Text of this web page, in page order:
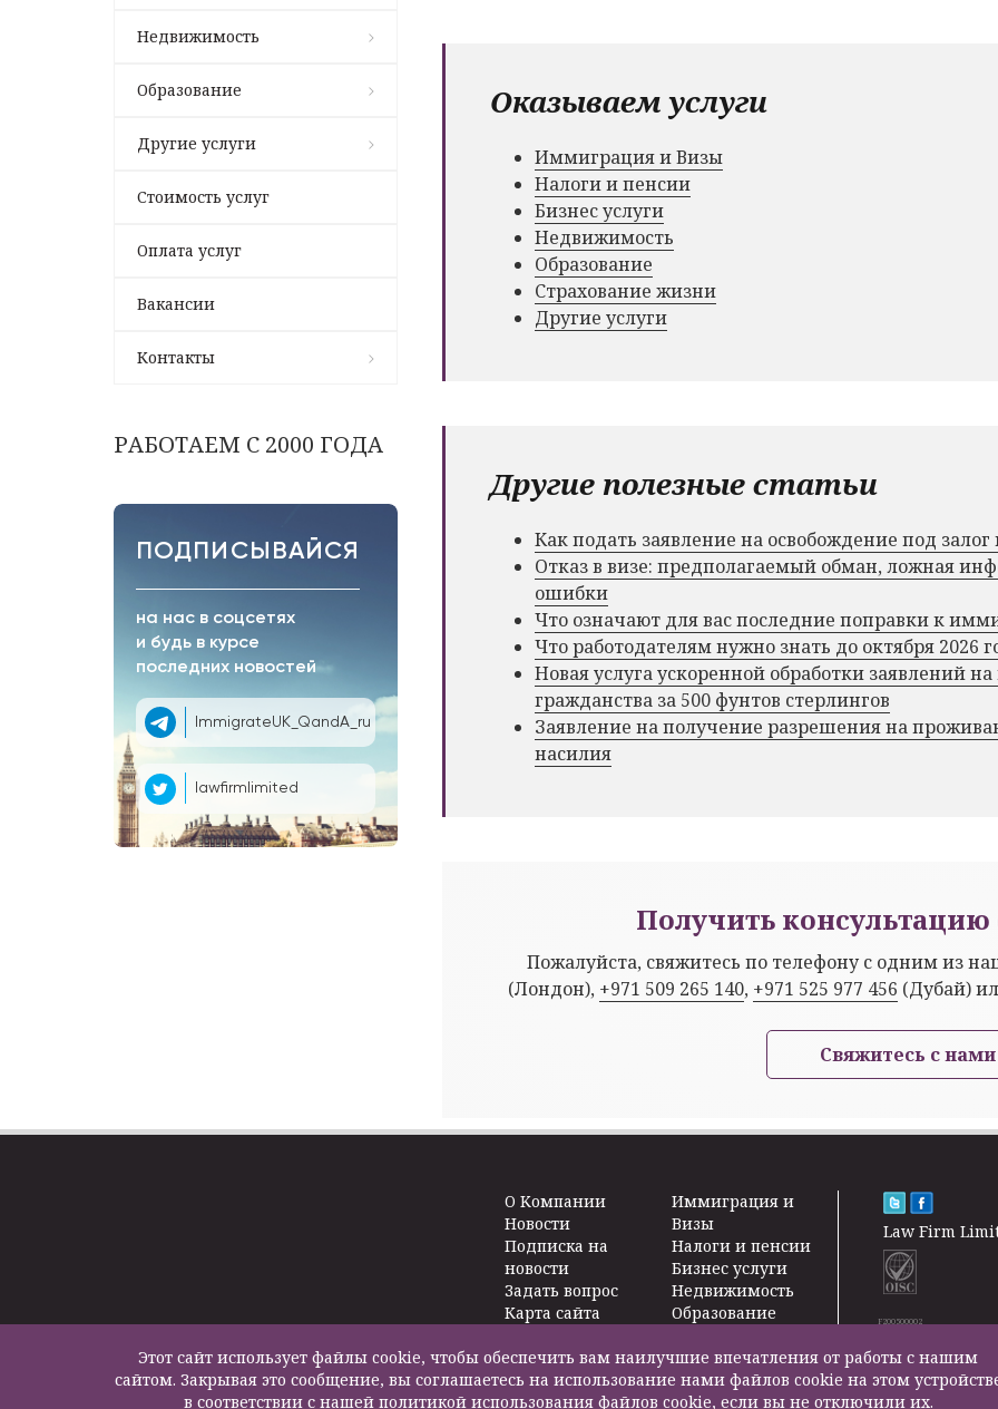
Недвижимость
Образование
Другие услуги
Стоимость услуг
Оплата услуг
Вакансии
Контакты
РАБОТАЕМ С 2000 ГОДА
ПОДПИСЫВАЙСЯ
на нас в соцсетях
и будь в курсе
последних новостей
ImmigrateUK_QandA_ru
lawfirmlimited
Оказываем услуги
Иммиграция и Визы
Налоги и пенсии
Бизнес услуги
Недвижимость
Образование
Страхование жизни
Другие услуги
Другие полезные статьи
Как подать заявление на освобождение под
Отказ в визе: предполагаемый обман, ложная
ошибки
Что означают для вас последние поправки к
Что работодателям нужно знать до октября 2026
Новая услуга ускоренной обработки заявлений
гражданства за 500 фунтов стерлингов
Заявление на получение разрешения на
насилия
Получить консультацию
Пожалуйста, свяжитесь по телефону с одним из
(Лондон), +971 509 265 140, +971 525 977 456 (Дубай)
Свяжитесь с нами
O Kомпании
Новости
Подписка на
новости
Задать вопрос
Карта сайта
Иммиграция и
Визы
Налоги и пенсии
Бизнес услуги
Недвижимость
Образование
жизни
Другие услуги
Law Firm
F200500002
Этот сайт использует файлы cookie, чтобы обеспечить вам наилучшие впечатления от работы с нашим
сайтом. Закрывая это сообщение, вы соглашаетесь на использование нами файлов cookie на этом
в соответствии с нашей политикой использования файлов cookie, если вы не отключили их.